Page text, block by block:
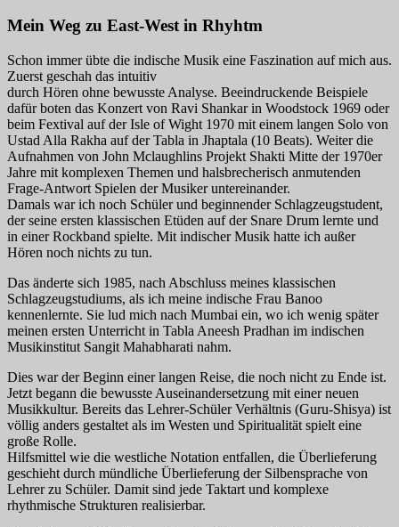
Mein Weg zu East-West in Rhyhtm
Schon immer übte die indische Musik eine Faszination auf mich aus.
Zuerst geschah das intuitiv
durch Hören ohne bewusste Analyse. Beeindruckende Beispiele
dafür boten das Konzert von Ravi Shankar in Woodstock 1969 oder
beim Fextival auf der Isle of Wight 1970 mit einem langen Solo von
Ustad Alla Rakha auf der Tabla in Jhaptala (10 Beats). Weiter die
Aufnahmen von John Mclaughlins Projekt Shakti Mitte der 1970er
Jahre mit komplexen Themen und halsbrecherisch anmutenden
Frage-Antwort Spielen der Musiker untereinander.
Damals war ich noch Schüler und beginnender Schlagzeugstudent,
der seine ersten klassischen Etüden auf der Snare Drum lernte und
in einer Rockband spielte. Mit indischer Musik hatte ich außer
Hören noch nichts zu tun.
Das änderte sich 1985, nach Abschluss meines klassischen
Schlagzeugstudiums, als ich meine indische Frau Banoo
kennenlernte. Sie lud mich nach Mumbai ein, wo ich wenig später
meinen ersten Unterricht in Tabla Aneesh Pradhan im indischen
Musikinstitut Sangit Mahabharati nahm.
Dies war der Beginn einer langen Reise, die noch nicht zu Ende ist.
Jetzt begann die bewusste Auseinandersetzung mit einer neuen
Musikkultur. Bereits das Lehrer-Schüler Verhältnis (Guru-Shisya) ist
völlig anders gestaltet als im Westen und Spiritualität spielt eine
große Rolle.
Hilfsmittel wie die westliche Notation entfallen, die Überlieferung
geschieht durch mündliche Überlieferung der Silbensprache von
Lehrer zu Schüler. Damit sind jede Taktart und komplexe
rhythmische Strukturen realisierbar.